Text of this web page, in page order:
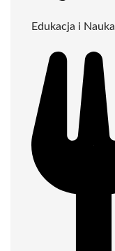
Edukacja i Nauka